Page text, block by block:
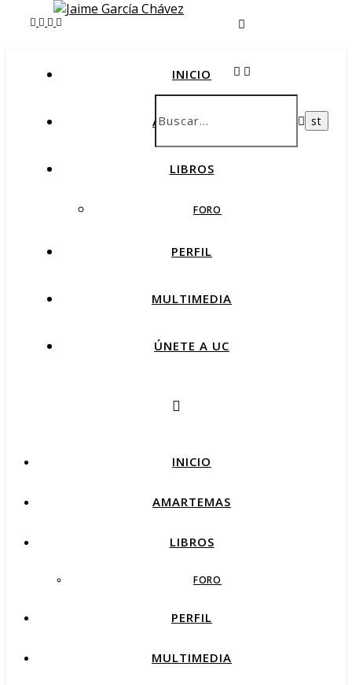
INICIO
AMARTEMAS
LIBROS
FORO
PERFIL
MULTIMEDIA
ÚNETE A UC
INICIO
AMARTEMAS
LIBROS
FORO
PERFIL
MULTIMEDIA